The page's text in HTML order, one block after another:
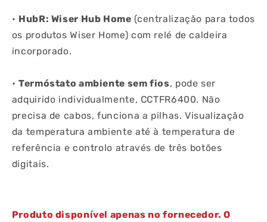
• HubR: Wiser Hub Home (centralização para todos
os produtos Wiser Home) com relé de caldeira
incorporado.
•Termóstato ambiente sem fios, pode ser
adquirido individualmente, CCTFR6400. Não
precisa de cabos, funciona a pilhas. Visualização
da temperatura ambiente até à temperatura de
referência e controlo através de três botões
digitais.
Produto disponível apenas no fornecedor. O